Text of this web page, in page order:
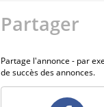
Partager
Partage l'annonce - par
de succès des annonces.